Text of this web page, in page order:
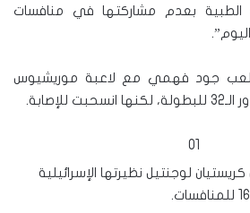
الطبية بعدم مشاركتها في منافسات
جود فهمي مع لاعبة موريشيوس
للإصابة.
لوجنتيل نظيرتها الإسرائيلية